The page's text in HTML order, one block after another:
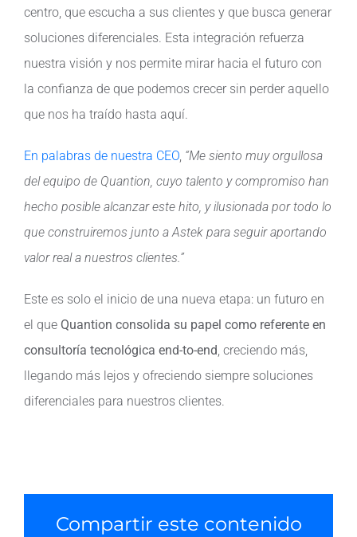
centro, que escucha a sus clientes y que busca generar
soluciones diferenciales. Esta integración refuerza
nuestra visión y nos permite mirar hacia el futuro con
la confianza de que podemos crecer sin perder aquello
que nos ha traído hasta aquí.
En palabras de nuestra CEO, “Me siento muy orgullosa
del equipo de Quantion, cuyo talento y compromiso han
hecho posible alcanzar este hito, y ilusionada por todo lo
que construiremos junto a Astek para seguir aportando
valor real a nuestros clientes.”
Este es solo el inicio de una nueva etapa: un futuro en
el que Quantion consolida su papel como referente en
consultoría tecnológica end-to-end, creciendo más,
llegando más lejos y ofreciendo siempre soluciones
diferenciales para nuestros clientes.
Compartir este contenido